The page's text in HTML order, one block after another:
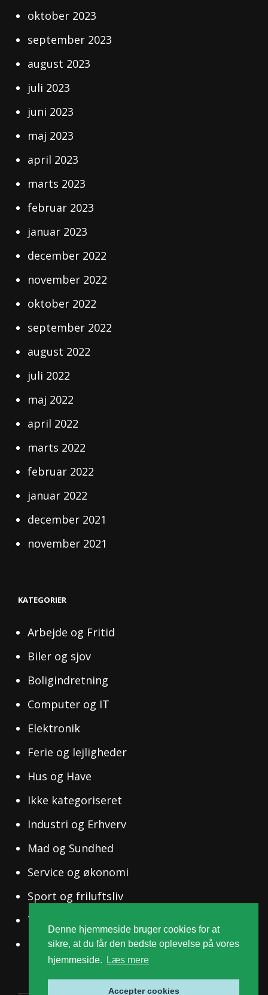
Denne hjemmeside bruger cookies for at
sikre, at du får den bedste oplevelse på vores
hjemmeside.
Læs mere
Accepter cookies
oktober 2023
september 2023
august 2023
juli 2023
juni 2023
maj 2023
april 2023
marts 2023
februar 2023
januar 2023
december 2022
november 2022
oktober 2022
september 2022
august 2022
juli 2022
maj 2022
april 2022
marts 2022
februar 2022
januar 2022
december 2021
november 2021
KATEGORIER
Arbejde og Fritid
Biler og sjov
Boligindretning
Computer og IT
Elektronik
Ferie og lejligheder
Hus og Have
Ikke kategoriseret
Industri og Erhverv
Mad og Sundhed
Service og økonomi
Sport og friluftsliv
Tøj og Mode
Uddannelse og Ledelse